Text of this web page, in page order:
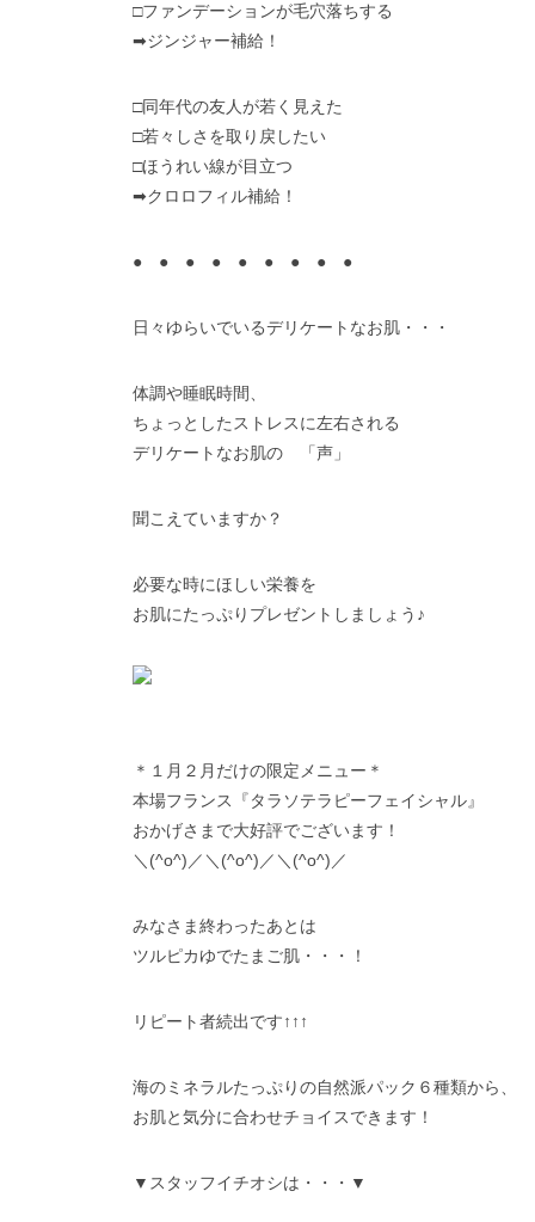
□ファンデーションが毛穴落ちする
➡ジンジャー補給！
□同年代の友人が若く見えた
□若々しさを取り戻したい
□ほうれい線が目立つ
➡クロロフィル補給！
● ● ● ● ● ● ● ● ●
日々ゆらいでいるデリケートなお肌・・・
体調や睡眠時間、
ちょっとしたストレスに左右される
デリケートなお肌の
「声」
聞こえていますか？
必要な時にほしい栄養を
お肌にたっぷりプレゼントしましょう♪
＊１月２月だけの限定メニュー＊
本場フランス
『タラソテラピーフェイシャル』
おかげさまで大好評でございます！
＼(^o^)／＼(^o^)／＼(^o^)／
みなさま終わったあとは
ツルピカゆでたまご肌・・・！
リピート者続出です↑↑↑
海のミネラルたっぷりの自然派パック６種類から、
お肌と気分に合わせチョイスできます！
▼スタッフイチオシは・・・▼